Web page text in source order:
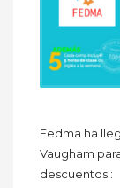
Fedma ha
Vaugham
descuentos :